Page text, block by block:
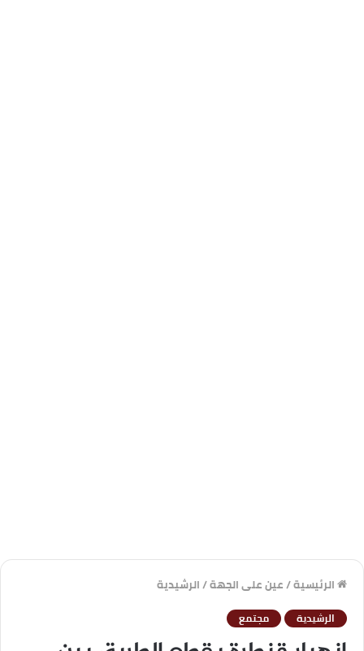
الرئيسية/عين على الجهة/الرشيدية
الرشيدية مجتمع